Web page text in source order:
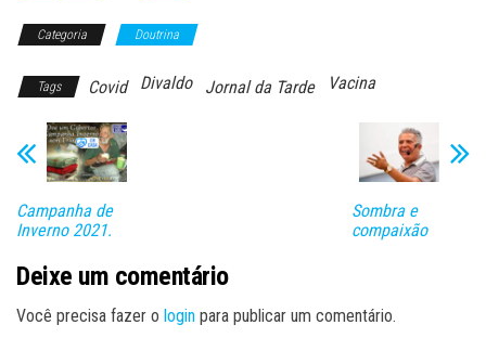
bo
ok
to
do
n
ail e
Categoria Doutrina
Tags Covid Divaldo Jornal da Tarde Vacina
Campanha de
Inverno 2021.
Sombra e
compaixão
Deixe um comentário
Você precisa fazer o login para publicar um comentário.